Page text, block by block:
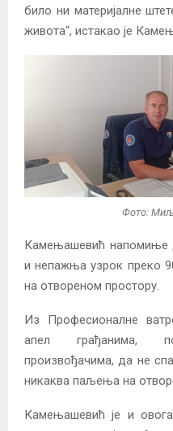
било ни материјалне
живота“, истакао је
Фото:
Камењашевић напомиње
и непажња узрок преко
на отвореном простору.
Из Професионалне
апел грађанима,
произвођачима, да не
никаква паљења на
Камењашевић је и